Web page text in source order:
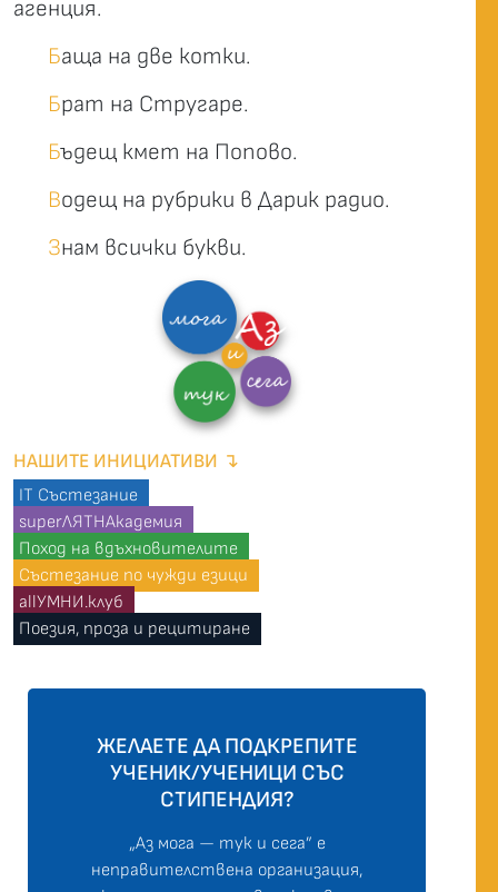
агенция.
Баща на две котки.
Брат на Стругаре.
Бъдещ кмет на Попово.
Водещ на рубрики в Дарик радио.
Знам всички букви.
НАШИТЕ ИНИЦИАТИВИ ↴
IT Състезание
superЛЯТНАкадемия
Поход на вдъхновителите
Състезание по чужди езици
allУМНИ.клуб
Поезия, проза и рецитиране
ЖЕЛАЕТЕ ДА ПОДКРЕПИТЕ
УЧЕНИК/УЧЕНИЦИ СЪС
СТИПЕНДИЯ?
„Аз мога — тук и сега” е
неправителствена организация,